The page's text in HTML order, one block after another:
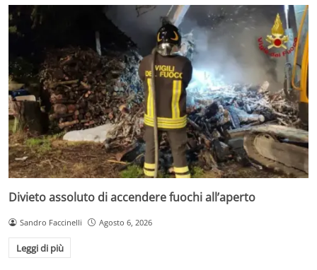
Divieto assoluto di accendere fuochi all’aperto
Sandro Faccinelli Agosto 6, 2026
Leggi di più